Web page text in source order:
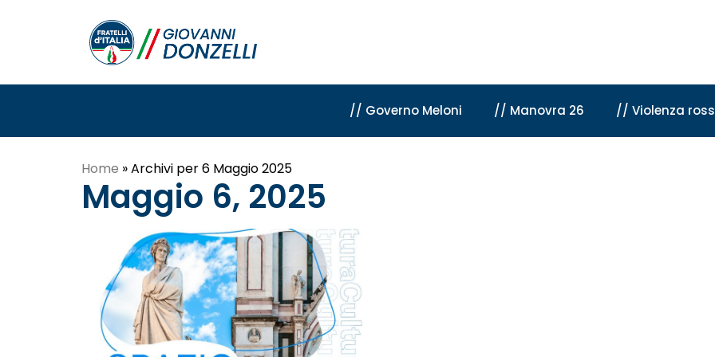
// Governo Meloni // Manovra 26 // Violenza
Home »Archivi per 6 Maggio 2025
Maggio 6, 2025